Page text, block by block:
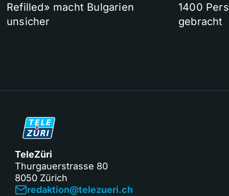
Refilled» macht Bulgarien
unsicher
1400
gebracht
TeleZüri
Thurgauerstrasse 80
8050 Zürich
redaktion@telezueri.ch